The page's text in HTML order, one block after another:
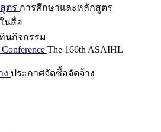
ตร การศึกษาและหลักสูตร
นสื่อ
นกิจกรรม
The 166th ASAIHL
ง ประกาศจัดซื้อจัดจ้าง